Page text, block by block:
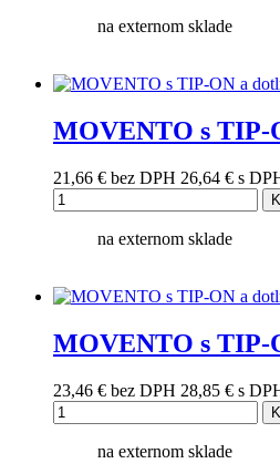
na externom sklade
MOVENTO s TIP-
21,66 € bez DPH 26,64 € s
na externom sklade
MOVENTO s TIP-
23,46 € bez DPH 28,85 € s
na externom sklade